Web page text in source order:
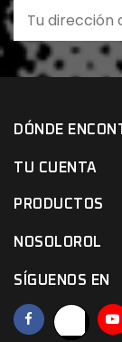
DÓNDE
TU CUENTA
PRODUCTOS
NOSOLOROL
SÍGUENOS EN